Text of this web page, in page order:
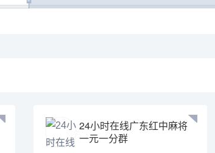
24小时在线广东红中麻将
一元一分群